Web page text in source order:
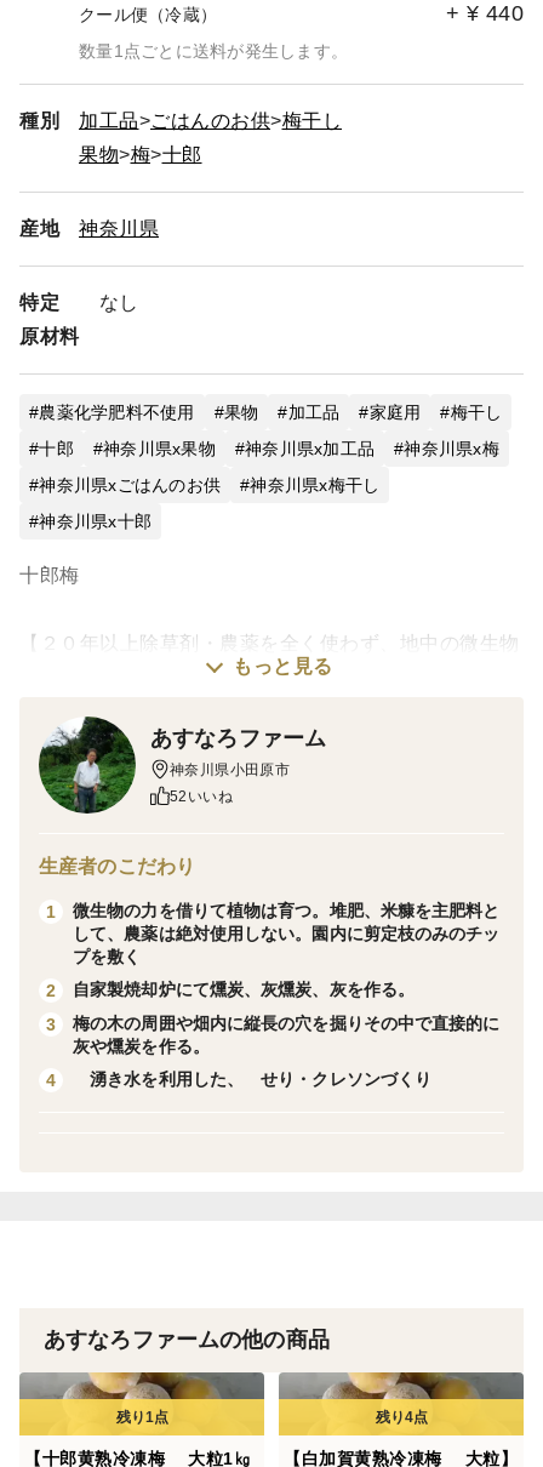
クール便（冷蔵） + ¥ 440
数量1点ごとに送料が発生します。
種別 加工品 ごはんのお供 梅干し
果物
梅 十郎
産地 神奈川県
特定
原材料
なし
農薬化学肥料不使用 果物 加工品 家庭用
梅干し
十郎
神奈川県x果物 神奈川県x加工品
神奈川県x梅
神奈川県xごはんのお供
神奈川県x梅干し
神奈川県x十郎
十郎梅
【２０年以上除草剤・農薬を全く使わず、地中の微生物
を生かした栽培。肥料は堆肥、草木灰、米ぬか、化学肥
「十郎梅の特徴」
梅干用として最適です。
＜栽培のこだわり＞
あすなろファームでは、２０年以上農薬や化学肥料を一
切使わず愚直に以下の農法にこだわって梅や作物を作っ
ています。
一大コロニーと化し微生物からの分泌物と地中のミネラ
ルを根から栄養として吸収し育ちます。それが旨味、甘
み、香り、こくに変化するのです。
作物は、微生物が出す分泌物の好みがあり、植物がその
もっと見る
あすなろファーム
神奈川県小田原市
52いいね
生産者のこだわり
1
微生物の力を借りて植物は育つ。堆肥、米糠を主肥料と
して、農薬は絶対使用しない。園内に剪定枝のみのチッ
プを敷く
2
自家製焼却炉にて燻炭、灰燻炭、灰を作る。
3
梅の木の周囲や畑内に縦長の穴を掘りその中で直接的に
灰や燻炭を作る。
4
湧き水を利用した、 せり・クレソンづくり
あすなろファームの他の商品
【十郎黄熟冷凍梅 大粒1㎏ 【白加賀黄熟冷凍梅 大粒】